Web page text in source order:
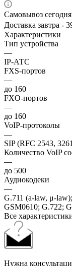
Самовывоз
Доставка завтра -
Характеристики
Тип устройства
—
IP-АТС
FXS-портов
—
до 160
FXO-портов
—
до 160
VoIP-протоколы
—
SIP (RFC 2543,
Количество VoIP
—
до 500
Аудиокодеки
—
G.711 (a-law, μ-
GSM0610; G.722;
Все
Нужна